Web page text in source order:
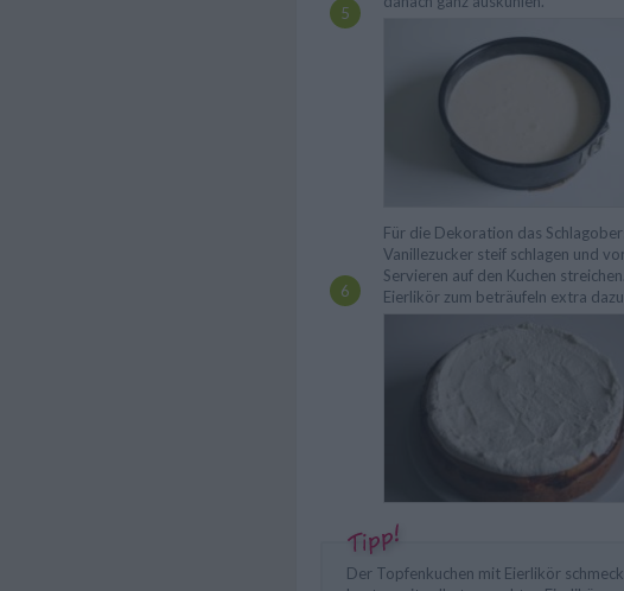
Für die Dekoration das
Vanillezucker steif schlagen und
Servieren auf den Kuchen
Eierlikör zum beträufeln extra
Der Topfenkuchen mit Eierlikör